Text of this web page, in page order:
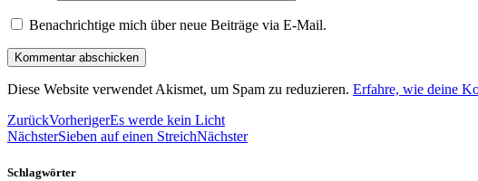
Benachrichtige mich über neue Beiträge via E-Mail.
Diese Website verwendet Akismet, um Spam zu reduzieren. Erfahre, wie deine
ZurückVorherigerEs werde kein Licht
NächsterSieben auf einen StreichNächster
Schlagwörter